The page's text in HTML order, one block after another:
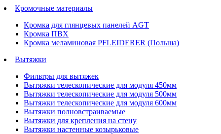
Кромочные материалы
Кромка для глянцевых панелей AGT
Кромка ПВХ
Кромка меламиновая PFLEIDERER (Польша)
Вытяжки
Фильтры для вытяжек
Вытяжки телескопические для модуля 450мм
Вытяжки телескопические для модуля 500мм
Вытяжки телескопические для модуля 600мм
Вытяжки полновстраиваемые
Вытяжки для крепления на стену
Вытяжки настенные козырьковые